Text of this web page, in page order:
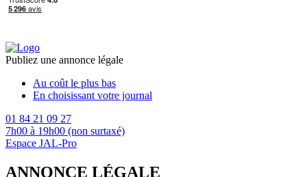
Publiez une annonce légale
Au coût le plus bas
En choisissant votre journal
01 84 21 09 27
7h00 à 19h00 (non surtaxé)
Espace JAL-Pro
ANNONCE LÉGALE